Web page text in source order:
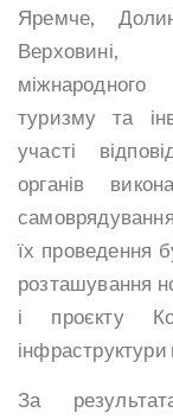
Яремче,
Верховині,
міжнародного
туризму та
участі
органів
їх проведення
розташування
і проєкту
інфраструктури
За